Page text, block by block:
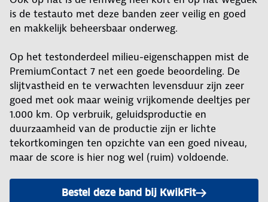
is de testauto met deze banden zeer veilig en goed
en makkelijk beheersbaar onderweg.
Op het testonderdeel milieu-eigenschappen mist de
PremiumContact 7 net een goede beoordeling. De
slijtvastheid en te verwachten levensduur zijn zeer
goed met ook maar weinig vrijkomende deeltjes per
1.000 km. Op verbruik, geluidsproductie en
duurzaamheid van de productie zijn er lichte
tekortkomingen ten opzichte van een goed niveau,
maar de score is hier nog wel (ruim) voldoende.
Bestel deze band bij KwikFit